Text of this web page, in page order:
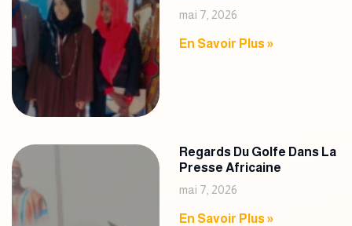
mai 7, 2026
En Savoir Plus »
Regards Du Golfe Dans La
Presse Africaine
mai 7, 2026
En Savoir Plus »